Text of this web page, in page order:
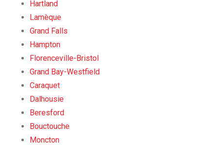
Hartland
Lamèque
Grand Falls
Hampton
Florenceville-Bristol
Grand Bay-Westfield
Caraquet
Dalhousie
Beresford
Bouctouche
Moncton